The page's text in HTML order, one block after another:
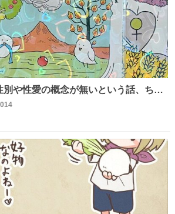
別や性愛の概念が無いという話、ちい
・女帝・女教皇あたりは性別を意識
てるんだよね。かなり徹底している